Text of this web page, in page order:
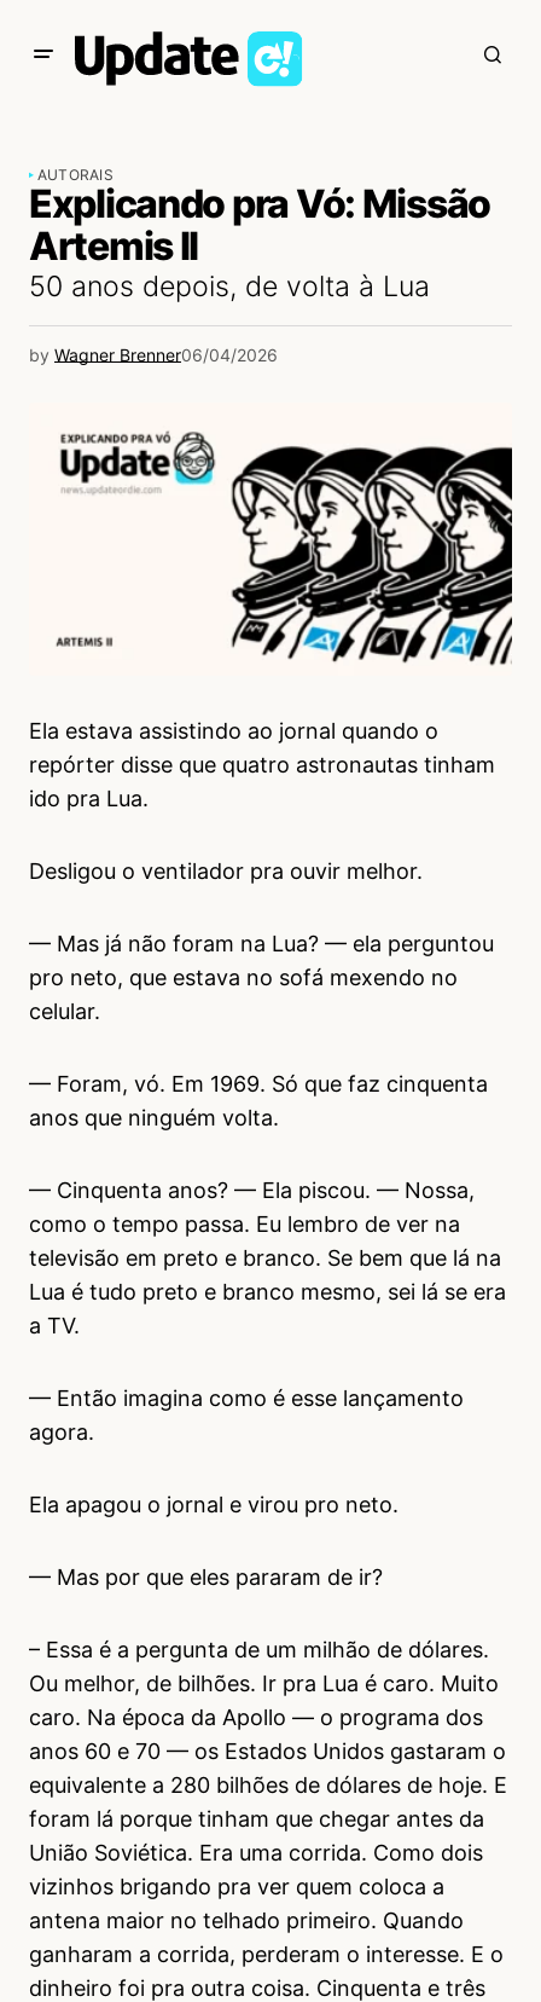
AUTORAIS
Explicando pra Vó: Missão
Artemis II
50 anos depois, de volta à Lua
by Wagner Brenner06/04/2026
Ela estava assistindo ao jornal quando o
repórter disse que quatro astronautas tinham
ido pra Lua.
Desligou o ventilador pra ouvir melhor.
— Mas já não foram na Lua? — ela perguntou
pro neto, que estava no sofá mexendo no
celular.
— Foram, vó. Em 1969. Só que faz cinquenta
anos que ninguém volta.
— Cinquenta anos? — Ela piscou. — Nossa,
como o tempo passa. Eu lembro de ver na
televisão em preto e branco. Se bem que lá na
Lua é tudo preto e branco mesmo, sei lá se era
a TV.
— Então imagina como é esse lançamento
agora.
Ela apagou o jornal e virou pro neto.
— Mas por que eles pararam de ir?
– Essa é a pergunta de um milhão de dólares.
Ou melhor, de bilhões. Ir pra Lua é caro. Muito
caro. Na época da Apollo — o programa dos
anos 60 e 70 — os Estados Unidos gastaram o
equivalente a 280 bilhões de dólares de hoje. E
foram lá porque tinham que chegar antes da
União Soviética. Era uma corrida. Como dois
vizinhos brigando pra ver quem coloca a
antena maior no telhado primeiro. Quando
ganharam a corrida, perderam o interesse. E o
dinheiro foi pra outra coisa. Cinquenta e três